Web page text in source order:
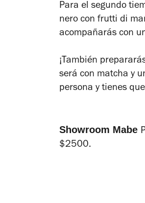
Para el segundo
nero con frutti di
acompañarás con
¡También
será con matcha y
persona y tienes
Showroom Mabe
$2500.